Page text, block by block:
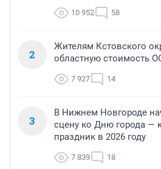
10 952 58
2
Жителям Кстовского
областную стоимость
7 927 14
3
В Нижнем Новгороде
сцену ко Дню города —
праздник в 2026 году
7 839 18